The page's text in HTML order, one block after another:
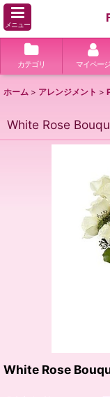
メニュー
カテゴリ マイページ
ホーム > アレンジメント >
White Rose
White Rose